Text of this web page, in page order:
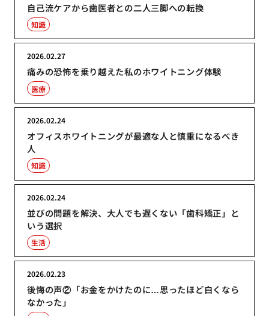
自己流ケアから歯医者との二人三脚への転換
知識
痛みの恐怖を乗り越えた私のホワイトニング体験
2026.02.27
医療
オフィスホワイトニングが最適な人と慎重になるべき
人
2026.02.24
知識
並びの問題を解決、大人でも遅くない「歯科矯正」と
いう選択
2026.02.24
生活
後悔の声②「お金をかけたのに…思ったほど白くなら
なかった」
2026.02.23